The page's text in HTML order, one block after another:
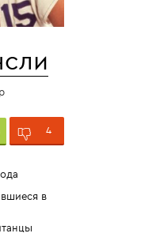
4
в